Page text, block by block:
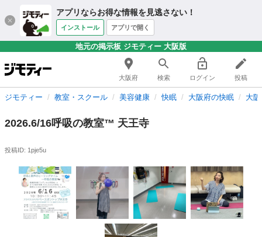
アプリならお得な情報を見逃さない！
インストール アプリで開く
地元の掲示板 ジモティー 大阪版
大阪府 検索 ログイン 投稿
ジモティー 教室・スクール 美容健康 快眠 大阪府の快眠 大
2026.6/16呼吸の教室™︎ 天王寺
投稿ID: 1pje5u